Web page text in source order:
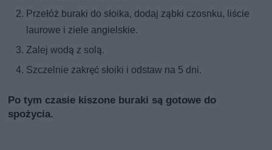
Przełóż buraki do słoika, dodaj ząbki czosnku, liście
laurowe i ziele angielskie.
Zalej wodą z solą.
Szczelnie zakręć słoiki i odstaw na 5 dni.
Po tym czasie kiszone buraki są gotowe do
spożycia.